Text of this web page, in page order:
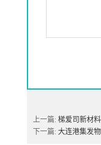
上一篇: 梯爱司新材
下一篇: 大连港集发